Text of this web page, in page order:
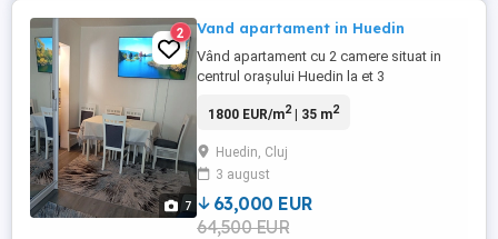
7
2 Vand apartament in Huedin
Vând apartament cu 2 camere situat in
centrul orașului Huedin la et 3
pe gaz , instalație electrică recent
materiale de buna calitate . pt mai multe
relații la tel
1800 EUR/m2| 35 m2
Huedin, Cluj
3 august
63,000 EUR
64,500 EUR